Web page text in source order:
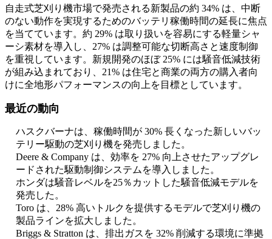
自走式芝刈り機市場で発売される新製品の約 34% は、中断
のない動作を実現するためのバッテリ稼働時間の延長に焦点
を当てています。約 29% は取り扱いを容易にする軽量シャ
ーシ素材を導入し、27% は調整可能な切断高さと速度制御
を重視しています。新規開発のほぼ 25% には騒音低減技術
が組み込まれており、21% は住宅と商業の両方の購入者向
けに全地形パフォーマンスの向上を目標としています。
最近の動向
ハスクバーナは、稼働時間が 30% 長くなった新しいバッ
テリー駆動の芝刈り機を発売しました。
Deere & Company は、効率を 27% 向上させたアップグレ
ードされた駆動制御システムを導入しました。
ホンダは騒音レベルを25％カットした騒音低減モデルを
発売した。
Toro は、28% 高いトルクを提供するモデルで芝刈り機の
製品ラインを拡大しました。
Briggs & Stratton は、排出ガスを 32% 削減する環境に準拠